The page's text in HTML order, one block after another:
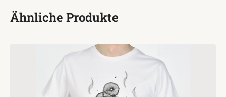
Ähnliche Produkte